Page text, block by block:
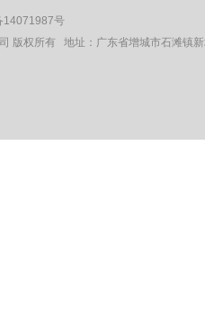
14071987号
版权所有 地址：广东省增城市石滩镇